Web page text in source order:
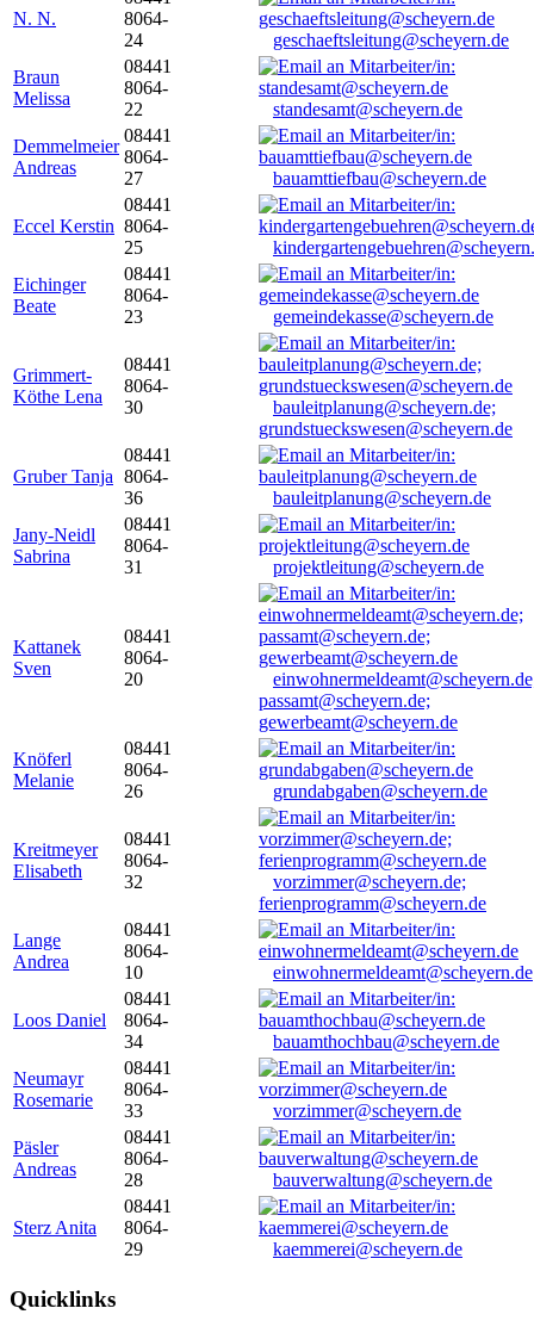
N. N.
8064-
24
geschaeftsleitung@scheyern.de
Braun
Melissa
08441
8064-
22
standesamt@scheyern.de
Demmelmeier
Andreas
08441
8064-
27
bauamttiefbau@scheyern.de
Eccel Kerstin
08441
8064-
25
Eichinger
Beate
08441
8064-
23
gemeindekasse@scheyern.de
Grimmert-
Köthe Lena
08441
8064-
30
bauleitplanung@scheyern.de;
grundstueckswesen@scheyern.de
Gruber Tanja
08441
8064-
36
bauleitplanung@scheyern.de
Jany-Neidl
Sabrina
08441
8064-
31
projektleitung@scheyern.de
Kattanek
Sven
08441
8064-
20
passamt@scheyern.de;
gewerbeamt@scheyern.de
Knöferl
Melanie
08441
8064-
26
grundabgaben@scheyern.de
Kreitmeyer
Elisabeth
08441
8064-
32
vorzimmer@scheyern.de;
ferienprogramm@scheyern.de
Lange
Andrea
08441
8064-
10
einwohnermeldeamt@scheyern.de
Loos Daniel
08441
8064-
34
bauamthochbau@scheyern.de
Neumayr
Rosemarie
08441
8064-
33
vorzimmer@scheyern.de
Päsler
Andreas
08441
8064-
28
bauverwaltung@scheyern.de
Sterz Anita
08441
8064-
29
kaemmerei@scheyern.de
Quicklinks